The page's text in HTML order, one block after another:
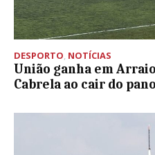
DESPORTO, NOTÍCIAS
União ganha em
Cabrela ao cair do pano